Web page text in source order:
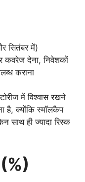
सितंबर में)
कवरेज देना, निवेशकों
कराना
में विश्वास रखने
है, क्योंकि स्मॉलकैप
साथ ही ज्यादा रिस्क